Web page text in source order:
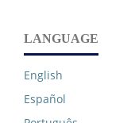
LANGUAGE
English
Español